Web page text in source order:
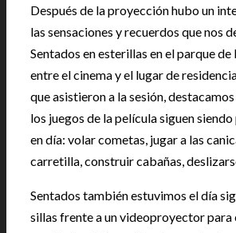
Después de la proyección hubo un
las sensaciones y recuerdos que nos
Sentados en esterillas en el parque de
entre el cinema y el lugar de
que asistieron a la sesión,
los juegos de la película siguen
en día: volar cometas, jugar a las
carretilla, construir cabañas,
Sentados también estuvimos el día
sillas frente a un videoproyector para